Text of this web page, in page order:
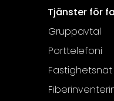
Tjänster för
Gruppavtal
Porttelefoni
Fastighetsnät